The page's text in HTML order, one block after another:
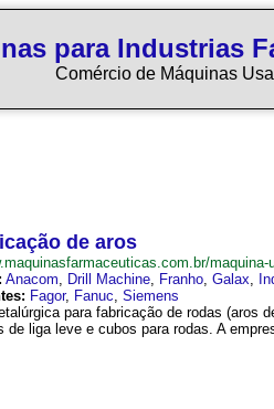
para Industrias
Comércio de Máquinas
de aros
Anacom, Drill Machine, Franho, Galax,
Fagor, Fanuc, Siemens
para fabricação de rodas
de liga leve e cubos para rodas. A